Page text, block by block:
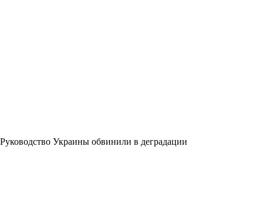
Руководство Украины обвинили в деградации